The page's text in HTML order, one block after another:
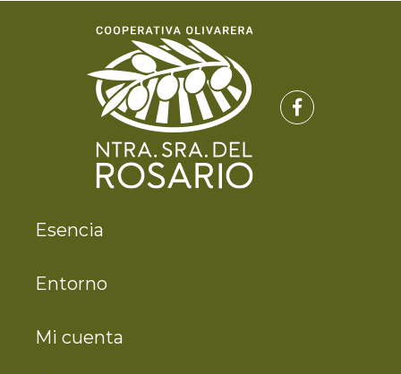
Esencia
Entorno
Mi cuenta